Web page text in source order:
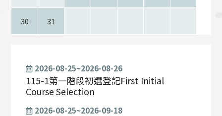
30 31
2026-08-25~2026-08-26
115-1第一階段初選登記First Initial
Course Selection
2026-08-25~2026-09-18